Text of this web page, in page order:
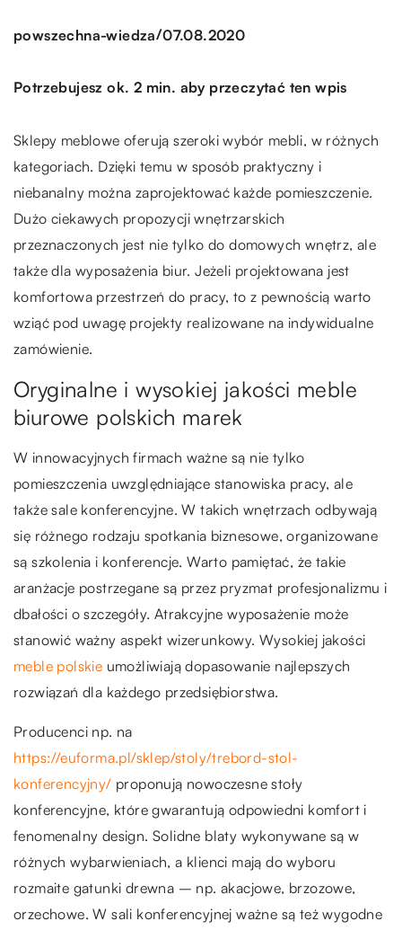
powszechna-wiedza/07.08.2020
Potrzebujesz ok. 2 min. aby przeczytać ten wpis
Sklepy meblowe oferują szeroki wybór mebli, w różnych
kategoriach. Dzięki temu w sposób praktyczny i
niebanalny można zaprojektować każde pomieszczenie.
Dużo ciekawych propozycji wnętrzarskich
przeznaczonych jest nie tylko do domowych wnętrz, ale
także dla wyposażenia biur. Jeżeli projektowana jest
komfortowa przestrzeń do pracy, to z pewnością warto
wziąć pod uwagę projekty realizowane na indywidualne
zamówienie.
Oryginalne i wysokiej jakości meble
biurowe polskich marek
W innowacyjnych firmach ważne są nie tylko
pomieszczenia uwzględniające stanowiska pracy, ale
także sale konferencyjne. W takich wnętrzach odbywają
się różnego rodzaju spotkania biznesowe, organizowane
są szkolenia i konferencje. Warto pamiętać, że takie
aranżacje postrzegane są przez pryzmat profesjonalizmu i
dbałości o szczegóły. Atrakcyjne wyposażenie może
stanowić ważny aspekt wizerunkowy. Wysokiej jakości
meble polskie umożliwiają dopasowanie najlepszych
rozwiązań dla każdego przedsiębiorstwa.
Producenci np. na
https://euforma.pl/sklep/stoly/trebord-stol-
konferencyjny/ proponują nowoczesne stoły
konferencyjne, które gwarantują odpowiedni komfort i
fenomenalny design. Solidne blaty wykonywane są w
różnych wybarwieniach, a klienci mają do wyboru
rozmaite gatunki drewna – np. akacjowe, brzozowe,
orzechowe. W sali konferencyjnej ważne są też wygodne